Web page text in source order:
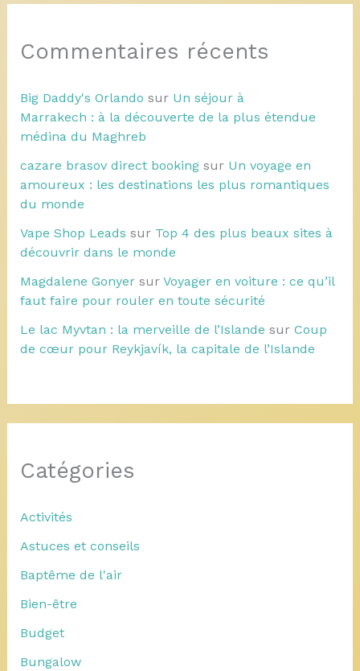
Commentaires récents
Big Daddy's Orlando sur Un séjour à
Marrakech : à la découverte de la plus étendue
médina du Maghreb
cazare brasov direct bookingsur Un voyage en
amoureux : les destinations les plus romantiques
du monde
Vape Shop Leads sur Top 4 des plus beaux sites à
découvrir dans le monde
Magdalene Gonyersur Voyager en voiture : ce qu’il
faut faire pour rouler en toute sécurité
Le lac Myvtan : la merveille de l’Islande sur Coup
de cœur pour Reykjavík, la capitale de l’Islande
Catégories
Activités
Astuces et conseils
Baptême de l'air
Bien-être
Budget
Bungalow